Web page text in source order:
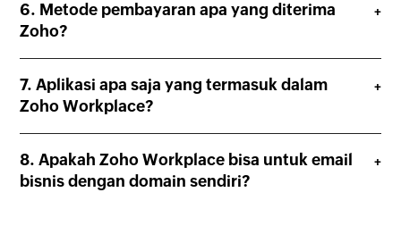
Metode pembayaran apa yang diterima
Zoho?
Aplikasi apa saja yang termasuk dalam
Zoho Workplace?
Apakah Zoho Workplace bisa untuk email
bisnis dengan domain sendiri?